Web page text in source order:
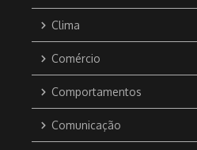
Clima
Comércio
Comportamentos
Comunicação